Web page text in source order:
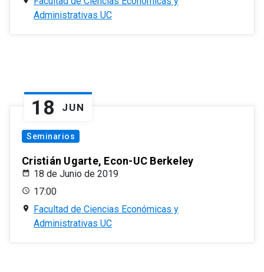
Administrativas UC
18 JUN
Seminarios
Cristián Ugarte, Econ-UC Berkeley
18 de Junio de 2019
17:00
Facultad de Ciencias Económicas y
Administrativas UC